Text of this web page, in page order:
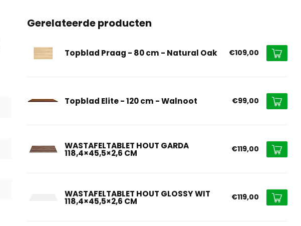
Gerelateerde producten
Topblad Praag - 80 cm - Natural Oak €109,00
Topblad Elite - 120 cm - Walnoot €99,00
WASTAFELTABLET HOUT GARDA
118,4×45,5×2,6 CM €119,00
WASTAFELTABLET HOUT GLOSSY WIT
118,4×45,5×2,6 CM €119,00